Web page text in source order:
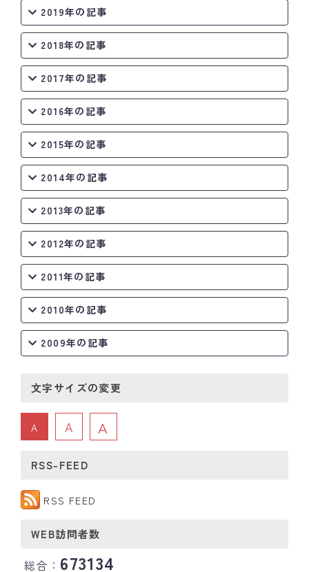
2019年の記事
2018年の記事
2017年の記事
2016年の記事
2015年の記事
2014年の記事
2013年の記事
2012年の記事
2011年の記事
2010年の記事
2009年の記事
文字サイズの変更
A A A
RSS-FEED
RSS FEED
WEB訪問者数
総合： 673134